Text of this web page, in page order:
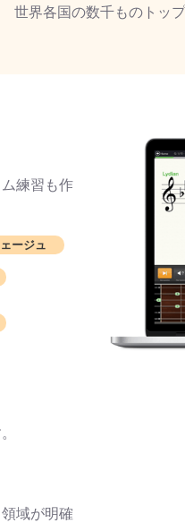
世界各国の数千ものトッ
練習も作
ージュ
域が明確